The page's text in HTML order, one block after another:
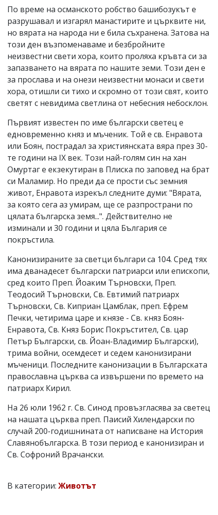
По време на османското робство башибозукът е
разрушавал и изгарял манастирите и църквите ни,
но вярата на народа ни е била съхранена. Затова на
този ден възпоменаваме и безбройните
неизвестни свети хора, които проляха кръвта си за
запазването на вярата по нашите земи. Този ден е
за прослава и на онези неизвестни монаси и свети
хора, отишли си тихо и скромно от този свят, които
светят с невидима светлина от небесния небосклон.
Първият известен по име български светец е
едновременно княз и мъченик. Той е св. Енравота
или Боян, пострадал за християнската вяра през 30-
те години на IХ век. Този най-голям син на хан
Омуртаг е екзекутиран в Плиска по заповед на брат
си Маламир. Но преди да се прости със земния
живот, Енравота изрекъл следните думи: "Вярата,
за която сега аз умирам, ще се разпространи по
цялата българска земя...". Действително не
изминали и 30 години и цяла България се
покръстила.
Канонизираните за светци българи са 104. Сред тях
има дванадесет български патриарси или епископи,
сред които Преп. Йоаким Търновски, Преп.
Теодосий Търновски, Св. Евтимий патриарх
Търновски, Св. Киприан Цамблак, преп. Ефрем
Печки, четирима царе и князе - Св. княз Боян-
Енравота, Св. Княз Борис Покръстител, Св. цар
Петър Български, св. Йоан-Владимир Български),
трима войни, осемдесет и седем канонизирани
мъченици. Последните канонизации в Българската
православна църква са извършени по времето на
патриарх Кирил.
На 26 юли 1962 г. Св. Синод провъзгласява за светец
на нашата църква преп. Паисий Хилендарски по
случай 200-годишнината от написване на История
Славянобългарска. В този период е канонизиран и
Св. Софроний Врачански.
В категории:Животът